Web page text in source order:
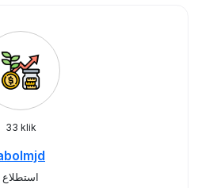
33 klik
استطلاع